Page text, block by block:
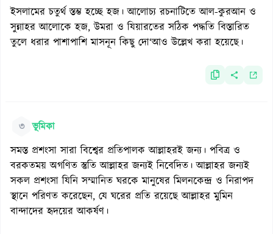
ইসলামের চতুর্থ স্তম্ভ হচ্ছে হজ। আলোচ্য রচনাটিতে আল-কুরআন ও
সুন্নাহর আলোকে হজ, উমরা ও যিয়ারতের সঠিক পদ্ধতি বিস্তারিত
তুলে ধরার পাশাপাশি মাসনূন কিছু দো‘আও উল্লেখ করা হয়েছে।
৩ ভূমিকা
সমস্ত প্রশংসা সারা বিশ্বের প্রতিপালক আল্লাহরই জন্য। পবিত্র ও
বরকতময় অগণিত স্তুতি আল্লাহর জন্যই নিবেদিত। আল্লাহর জন্যই
সকল প্রশংসা যিনি সম্মানিত ঘরকে মানুষের মিলনকেন্দ্র ও নিরাপদ
স্থানে পরিণত করেছেন, যে ঘরের প্রতি রয়েছে আল্লাহর মুমিন
বান্দাদের হৃদয়ের আকর্ষণ।